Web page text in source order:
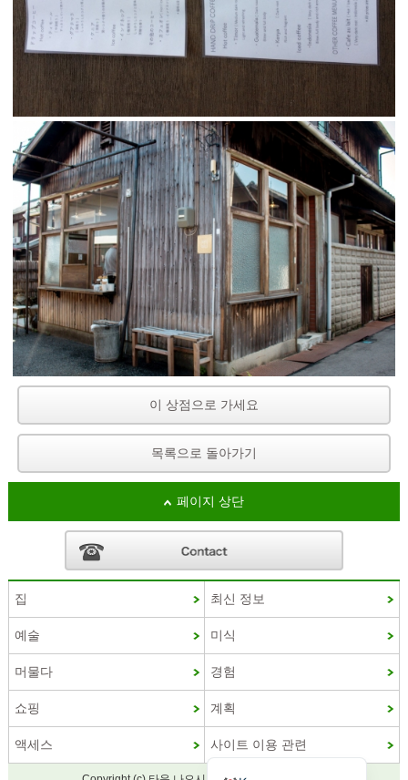
이 상점으로 가세요
목록으로 돌아가기
페이지 상단
집 최신 정보
예술 미식
머물다 경험
쇼핑 계획
액세스 사이트 이용 관련
Japanese
Chinese (China)